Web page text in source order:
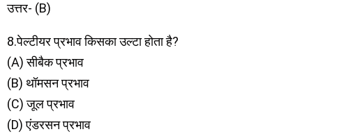
उत्तर- (B)
8.पेल्टीयर प्रभाव किसका उल्टा होता है?
(A) सीबैक प्रभाव
(B) थॉमसन प्रभाव
(C) जूल प्रभाव
(D) एंडरसन प्रभाव